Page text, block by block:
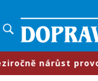
nárůst provozu o